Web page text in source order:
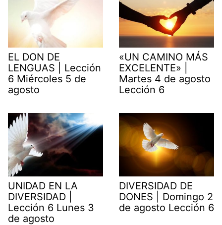
EL DON DE
LENGUAS | Lección
6 Miércoles 5 de
agosto
«UN CAMINO MÁS
EXCELENTE» |
Martes 4 de agosto
Lección 6
UNIDAD EN LA
DIVERSIDAD |
Lección 6 Lunes 3
de agosto
DIVERSIDAD DE
DONES | Domingo 2
de agosto Lección 6